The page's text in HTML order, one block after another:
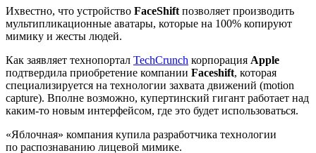
Ихвестно, что устройство FaceShiftпозволяет производить
мультипликационные аватары, которые на 100% копируют
мимику и жесты людей.
Как заявляет технопортал TechCrunch корпорация Apple
подтвердила приобретение компании Faceshift, которая
специализируется на технологии захвата движений (motion
capture). Вполне возможно, купертинский гигант работает над
каким-то новым интерфейсом, где это будет использоваться.
«Яблочная» компания купила разработчика технологии
по распознаванию лицевой мимике.